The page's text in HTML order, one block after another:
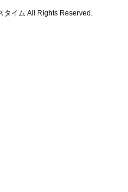
タイム All Rights Reserved.